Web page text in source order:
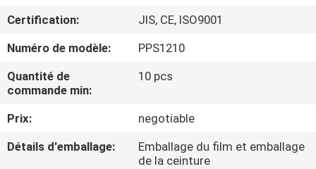
VISITE
D'USINE
CONTRÔLE
DE
QUALITÉ
Certification:
JIS, CE, ISO9001
Numéro de modèle:
PPS1210
Quantité de
commande min:
10 pcs
Prix:
negotiable
Détails d'emballage:
Emballage du film et emballage
de la ceinture